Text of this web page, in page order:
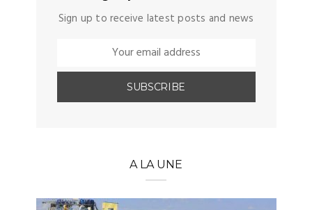
Sign up to receive latest posts and news
A LA UNE